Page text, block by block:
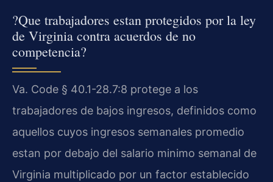
?Que trabajadores estan protegidos por la ley
de Virginia contra acuerdos de no
competencia?
Va. Code § 40.1-28.7:8 protege a los
trabajadores de bajos ingresos, definidos como
aquellos cuyos ingresos semanales promedio
estan por debajo del salario minimo semanal de
Virginia multiplicado por un factor establecido